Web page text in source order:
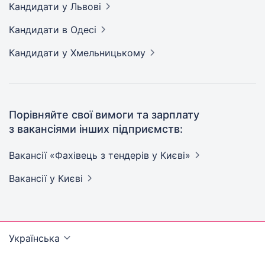
Кандидати у Львові
Кандидати в Одесі
Кандидати у Хмельницькому
Порівняйте свої вимоги та зарплату
з вакансіями інших підприємств:
Вакансії «Фахівець з тендерів у Києві»
Вакансії у Києві
Українська